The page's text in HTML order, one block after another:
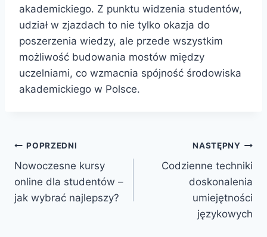
akademickiego. Z punktu widzenia studentów,
udział w zjazdach to nie tylko okazja do
poszerzenia wiedzy, ale przede wszystkim
możliwość budowania mostów między
uczelniami, co wzmacnia spójność środowiska
akademickiego w Polsce.
Nawigacja
wpisu
POPRZEDNI
Nowoczesne kursy
online dla studentów –
jak wybrać najlepszy?
NASTĘPNY
Codzienne techniki
doskonalenia
umiejętności
językowych